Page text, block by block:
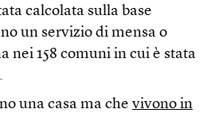
calcolata sulla base
un servizio di mensa o
nei 158 comuni in cui è stata
una casa ma che vivono in